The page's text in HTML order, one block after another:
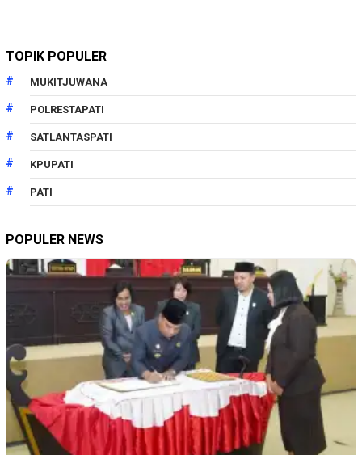
TOPIK POPULER
MUKITJUWANA
POLRESTAPATI
SATLANTASPATI
KPUPATI
PATI
POPULER NEWS